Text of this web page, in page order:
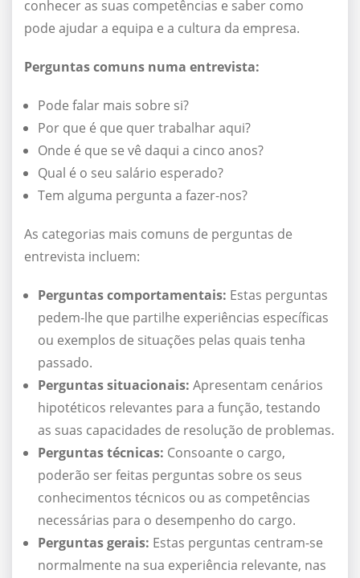
conhecer as suas competências e saber como
pode ajudar a equipa e a cultura da empresa.
Perguntas comuns numa entrevista:
Pode falar mais sobre si?
Por que é que quer trabalhar aqui?
Onde é que se vê daqui a cinco anos?
Qual é o seu salário esperado?
Tem alguma pergunta a fazer-nos?
As categorias mais comuns de perguntas de
entrevista incluem:
Perguntas comportamentais: Estas perguntas
pedem-lhe que partilhe experiências específicas
ou exemplos de situações pelas quais tenha
passado.
Perguntas situacionais: Apresentam cenários
hipotéticos relevantes para a função, testando
as suas capacidades de resolução de problemas.
Perguntas técnicas: Consoante o cargo,
poderão ser feitas perguntas sobre os seus
conhecimentos técnicos ou as competências
necessárias para o desempenho do cargo.
Perguntas gerais: Estas perguntas centram-se
normalmente na sua experiência relevante, nas